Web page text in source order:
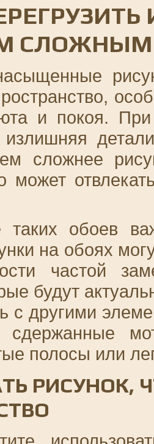
и покоя.
излишняя
сложнее
может
обоев
на обоях
частой
будут
с другими
сдержанные
полосы или
РИСУНОК,